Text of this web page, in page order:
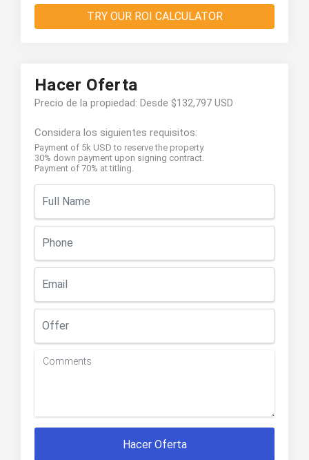
TRY OUR ROI CALCULATOR
Hacer Oferta
Precio de la propiedad: Desde $132,797 USD
Considera los siguientes requisitos:
Payment of 5k USD to reserve the property.
30% down payment upon signing contract.
Payment of 70% at titling.
Hacer Oferta